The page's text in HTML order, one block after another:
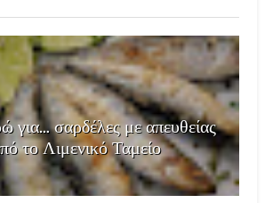
για… σαρδέλες με απευθείας
το Λιμενικό Ταμείο